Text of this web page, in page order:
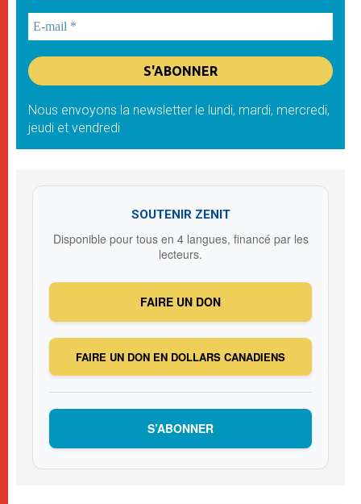
Nous envoyons la newsletter le lundi, mardi, mercredi,
jeudi et vendredi
SOUTENIR ZENIT
Disponible pour tous en 4 langues, financé par les
lecteurs.
FAIRE UN DON
FAIRE UN DON EN DOLLARS CANADIENS
S’ABONNER